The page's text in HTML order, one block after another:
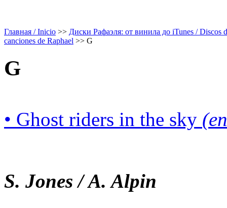
Главная / Inicio >> Диски Рафаэля: от винила до iTunes / Discos
canciones de Raphael >> G
G
• Ghost riders in the sky
S. Jones / A. Alpin